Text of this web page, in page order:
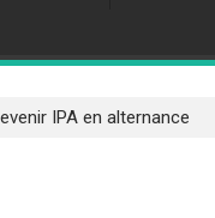
IPA en alternance